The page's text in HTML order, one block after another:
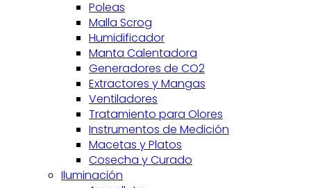
Poleas
Malla Scrog
Humidificador
Manta Calentadora
Generadores de CO2
Extractores y Mangas
Ventiladores
Tratamiento para Olores
Instrumentos de Medición
Macetas y Platos
Cosecha y Curado
Iluminación